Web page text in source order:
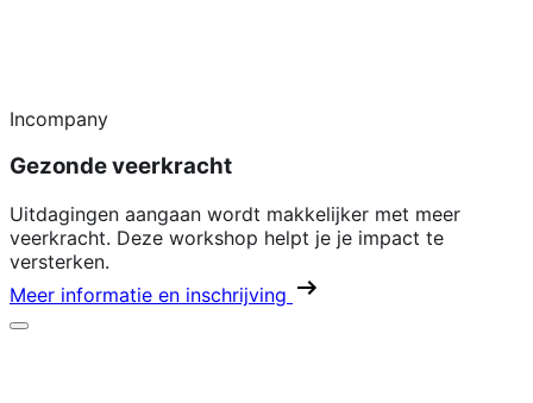
Incompany
Gezonde veerkracht
Uitdagingen aangaan wordt makkelijker met meer
veerkracht. Deze workshop helpt je je impact te
versterken.
Meer informatie en inschrijving